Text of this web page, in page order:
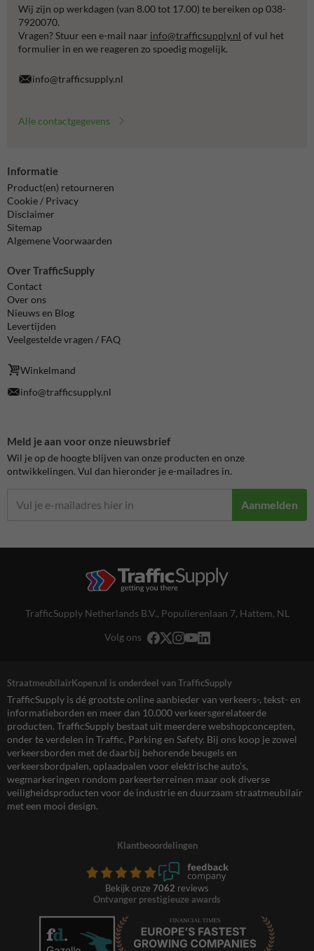
Wij zijn op werkdagen (van 8.00 tot 17.00) te bereiken op 038-
7920070.
Vragen? Stuur een e-mail naar info@trafficsupply.nl of vul het
formulier in en we reageren zo spoedig mogelijk.
info@trafficsupply.nl
Alle contactgegevens
Informatie
Product(en) retourneren
Cookie / Privacy
Disclaimer
Sitemap
Algemene Voorwaarden
Over TrafficSupply
Contact
Over ons
Nieuws en Blog
Levertijden
Veelgestelde vragen / FAQ
Winkelmand
info@trafficsupply.nl
Meld je aan voor onze nieuwsbrief
Wil je op de hoogte blijven van onze producten en onze
ontwikkelingen. Vul dan hieronder je e-mailadres in.
Aanmelden
TrafficSupply Netherlands B.V., Populierenlaan 7, Hattem, NL
Volg ons
StraatmeubilairKopen.nl is onderdeel van TrafficSupply
TrafficSupply is dé grootste online aanbieder van verkeers-, tekst- en
informatieborden en meer dan 10.000 verkeersgerelateerde
producten. TrafficSupply bestaat uit meerdere webshopconcepten,
onder te verdelen in Traffic, Parking en Safety. Bij ons koop je zowel
verkeersborden met de daarbij behorende beugels en
verkeersbordpalen, oplaadpalen voor elektrische auto’s,
wegmarkeringen rondom parkeerterreinen maar ook diverse
veiligheidsproducten voor de industrie en duurzaam straatmeubilair
met een mooi design.
Klantbeoordelingen
Bekijk onze 7062 reviews
Ontvanger prestigieuze awards